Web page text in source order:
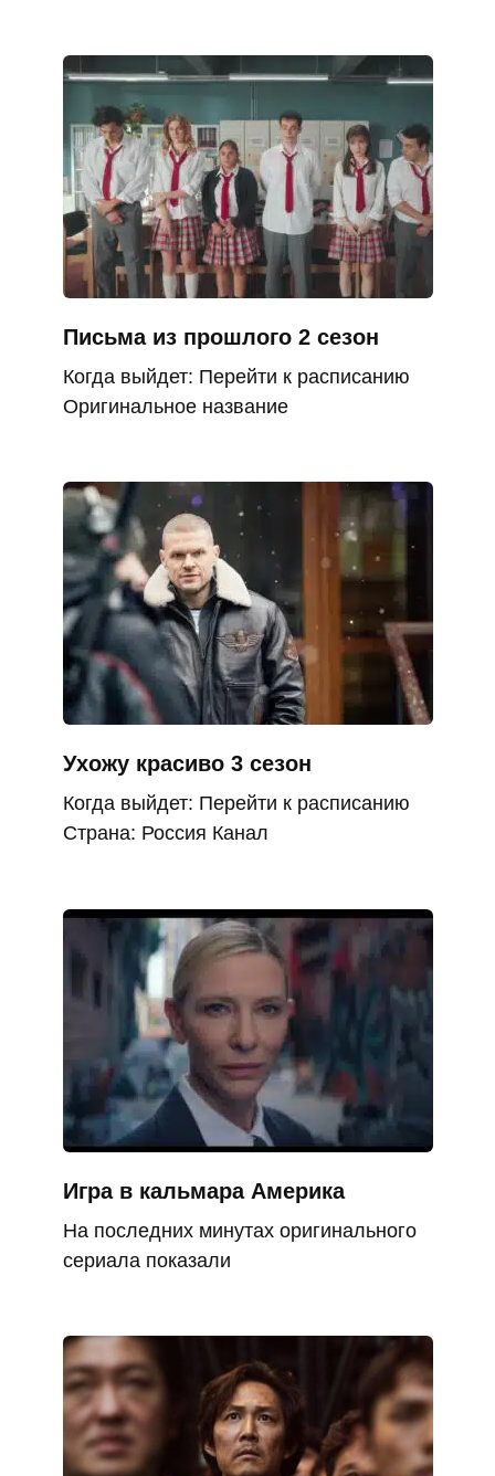
Письма из прошлого 2 сезон
Когда выйдет: Перейти к расписанию
Оригинальное название
Ухожу красиво 3 сезон
Когда выйдет: Перейти к расписанию
Страна: Россия Канал
Игра в кальмара Америка
На последних минутах оригинального
сериала показали